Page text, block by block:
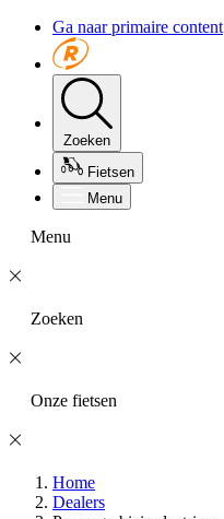
Ga naar primaire content
Zoeken
Fietsen
Menu
Menu
Zoeken
Onze fietsen
Home
Dealers